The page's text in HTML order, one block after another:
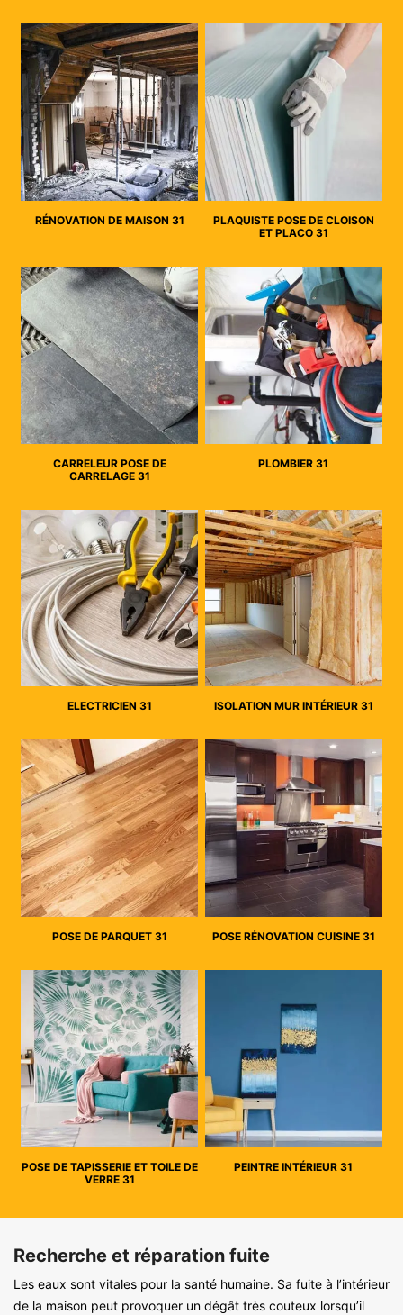
RÉNOVATION DE MAISON 31
PLAQUISTE POSE DE CLOISON
ET PLACO 31
CARRELEUR POSE DE
CARRELAGE 31
PLOMBIER 31
ELECTRICIEN 31 ISOLATION MUR INTÉRIEUR 31
POSE DE PARQUET 31 POSE RÉNOVATION CUISINE 31
POSE DE TAPISSERIE ET TOILE DE
VERRE 31
PEINTRE INTÉRIEUR 31
Recherche et réparation fuite
Les eaux sont vitales pour la santé humaine. Sa fuite à l’intérieur
de la maison peut provoquer un dégât très couteux lorsqu’il